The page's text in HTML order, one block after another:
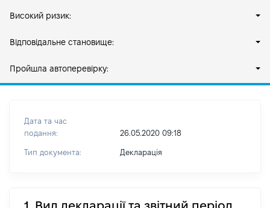
Високий ризик:
Відповідальне становище:
Пройшла автоперевірку:
Дата та час
подання:
26.05.2020 09:18
Тип документа: Декларація